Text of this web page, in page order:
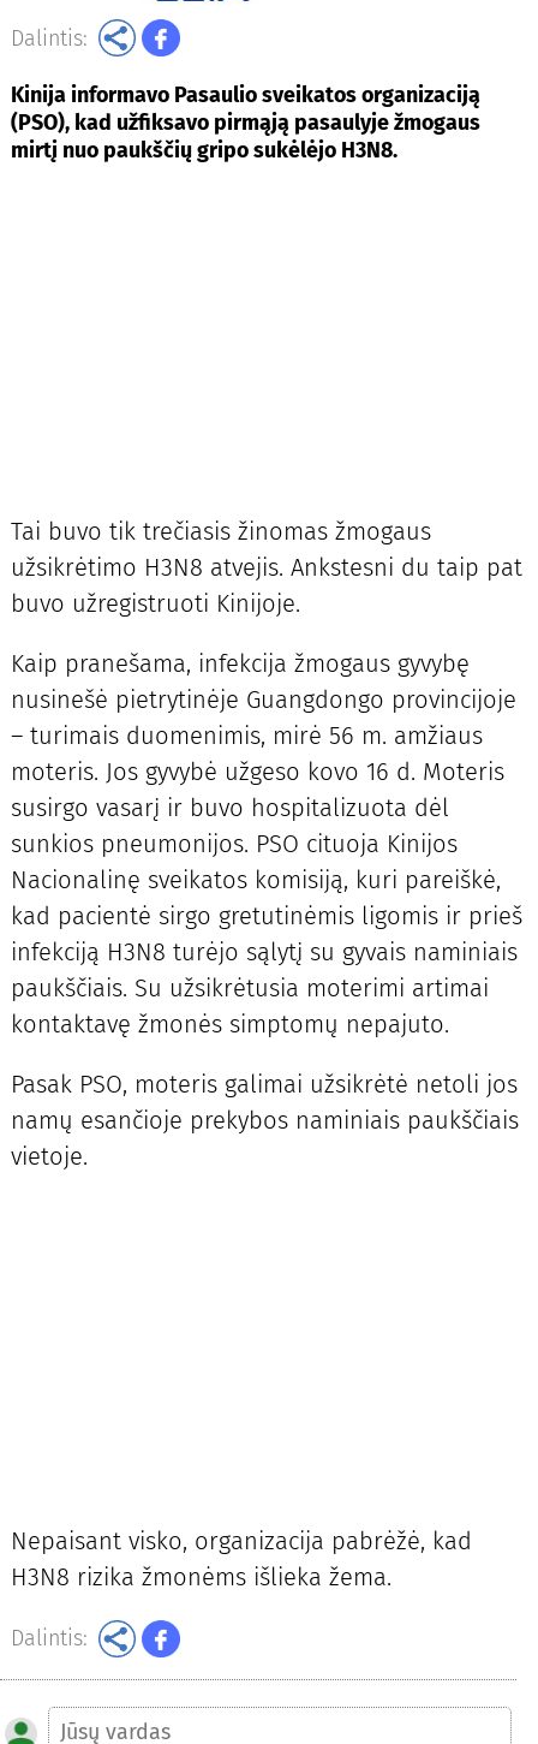
Dalintis:
Kinija informavo Pasaulio sveikatos organizaciją
(PSO), kad užfiksavo pirmąją pasaulyje žmogaus
mirtį nuo paukščių gripo sukėlėjo H3N8.
Tai buvo tik trečiasis žinomas žmogaus
užsikrėtimo H3N8 atvejis. Ankstesni du taip pat
buvo užregistruoti Kinijoje.
Kaip pranešama, infekcija žmogaus gyvybę
nusinešė pietrytinėje Guangdongo provincijoje
– turimais duomenimis, mirė 56 m. amžiaus
moteris. Jos gyvybė užgeso kovo 16 d. Moteris
susirgo vasarį ir buvo hospitalizuota dėl
sunkios pneumonijos. PSO cituoja Kinijos
Nacionalinę sveikatos komisiją, kuri pareiškė,
kad pacientė sirgo gretutinėmis ligomis ir prieš
infekciją H3N8 turėjo sąlytį su gyvais naminiais
paukščiais. Su užsikrėtusia moterimi artimai
kontaktavę žmonės simptomų nepajuto.
Pasak PSO, moteris galimai užsikrėtė netoli jos
namų esančioje prekybos naminiais paukščiais
vietoje.
Nepaisant visko, organizacija pabrėžė, kad
H3N8 rizika žmonėms išlieka žema.
Dalintis: